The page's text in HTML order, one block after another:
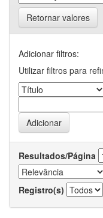
Retornar valores
Adicionar filtros:
Utilizar filtros para
Resultados/Página
Registro(s)